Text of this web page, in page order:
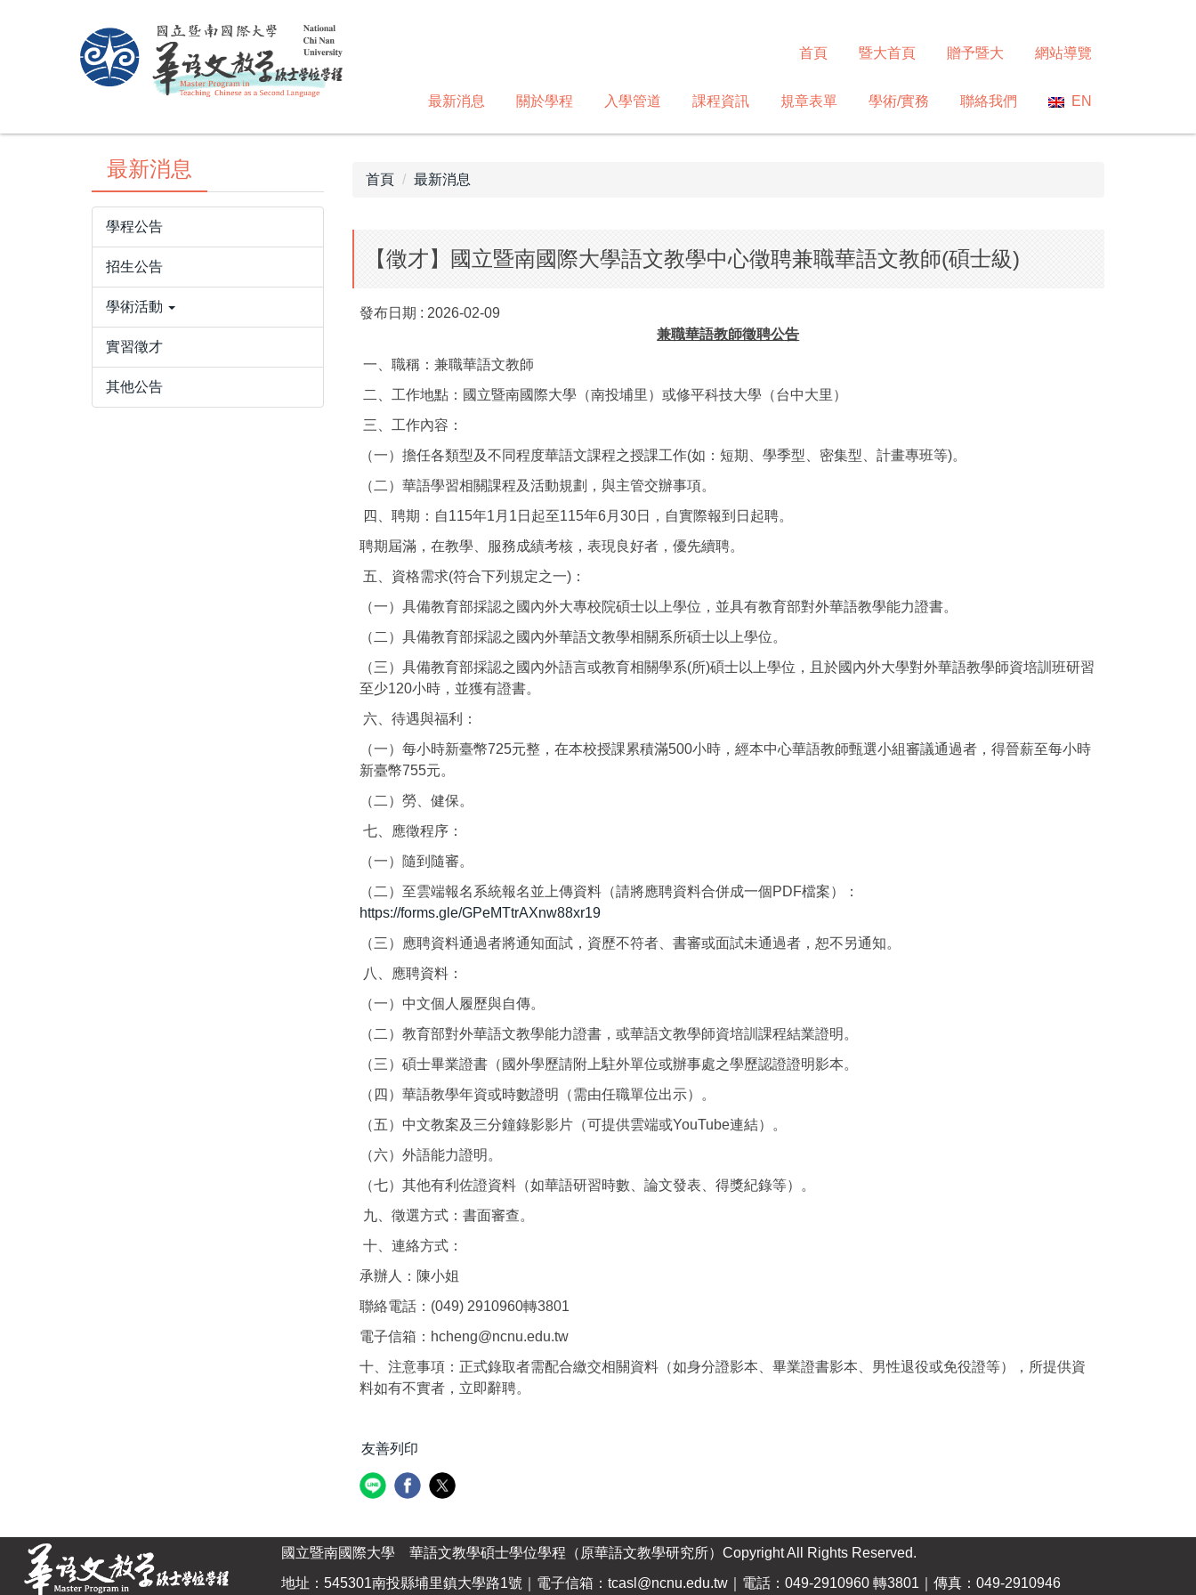
首頁 暨大首頁 贈予暨大 網站導覽
最新消息 關於學程 入學管道 課程資訊 規章表單 學術/實務 聯絡我們 EN
最新消息
學程公告
招生公告
學術活動
實習徵才
其他公告
首頁 最新消息
【徵才】國立暨南國際大學語文教學中心徵聘兼職華語文教師(碩士級)
發布日期 : 2026-02-09
兼職華語教師徵聘公告
一、職稱：兼職華語文教師
二、工作地點：國立暨南國際大學（南投埔里）或修平科技大學（台中大里）
三、工作內容：
（一）擔任各類型及不同程度華語文課程之授課工作(如：短期、學季型、密集型、計畫專班等)。
（二）華語學習相關課程及活動規劃，與主管交辦事項。
四、聘期：自115年1月1日起至115年6月30日，自實際報到日起聘。
聘期屆滿，在教學、服務成績考核，表現良好者，優先續聘。
五、資格需求(符合下列規定之一)：
（一）具備教育部採認之國內外大專校院碩士以上學位，並具有教育部對外華語教學能力證書。
（二）具備教育部採認之國內外華語文教學相關系所碩士以上學位。
（三）具備教育部採認之國內外語言或教育相關學系(所)碩士以上學位，且於國內外大學對外華語教學師資培訓班研習
至少120小時，並獲有證書。
六、待遇與福利：
（一）每小時新臺幣725元整，在本校授課累積滿500小時，經本中心華語教師甄選小組審議通過者，得晉薪至每小時
新臺幣755元。
（二）勞、健保。
七、應徵程序：
（一）隨到隨審。
（二）至雲端報名系統報名並上傳資料（請將應聘資料合併成一個PDF檔案）：
https://forms.gle/GPeMTtrAXnw88xr19
（三）應聘資料通過者將通知面試，資歷不符者、書審或面試未通過者，恕不另通知。
八、應聘資料：
（一）中文個人履歷與自傳。
（二）教育部對外華語文教學能力證書，或華語文教學師資培訓課程結業證明。
（三）碩士畢業證書（國外學歷請附上駐外單位或辦事處之學歷認證證明影本。
（四）華語教學年資或時數證明（需由任職單位出示）。
（五）中文教案及三分鐘錄影影片（可提供雲端或YouTube連結）。
（六）外語能力證明。
（七）其他有利佐證資料（如華語研習時數、論文發表、得獎紀錄等）。
九、徵選方式：書面審查。
十、連絡方式：
承辦人：陳小姐
聯絡電話：(049) 2910960轉3801
電子信箱：hcheng@ncnu.edu.tw
十、注意事項：正式錄取者需配合繳交相關資料（如身分證影本、畢業證書影本、男性退役或免役證等），所提供資
料如有不實者，立即辭聘。
友善列印
國立暨南國際大學 華語文教學碩士學位學程（原華語文教學研究所）Copyright All Rights Reserved.
地址：545301南投縣埔里鎮大學路1號｜電子信箱： tcasl@ncnu.edu.tw ｜電話：049-2910960 轉3801｜傳真：049-2910946